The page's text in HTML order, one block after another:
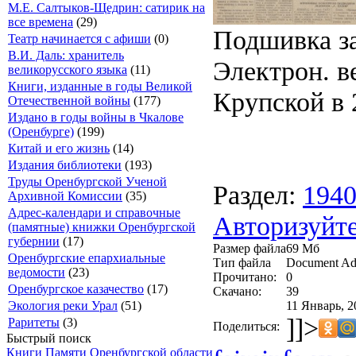
М.Е. Салтыков-Щедрин: сатирик на
все времена (29)
Театр начинается с афиши (0)
В.И. Даль: хранитель
великорусского языка (11)
Книги, изданные в годы Великой
Отечественной войны (177)
Издано в годы войны в Чкалове
(Оренбурге) (199)
Китай и его жизнь (14)
Издания библиотеки (193)
Труды Оренбургской Ученой
Архивной Комиссии (35)
Адрес-календари и справочные
(памятные) книжки Оренбургской
губернии (17)
Оренбургские епархиальные
ведомости (23)
Оренбургское казачество (17)
Экология реки Урал (51)
Раритеты (3)
Быстрый поиск
Книги Памяти Оренбургской области
Подшивка
Электрон.
Крупской в
Раздел: 1940
Размер файла69 Мб
Тип файла
Document
Прочитано:
0
Скачано:
39
11 Январь,
Поделиться: ]]>